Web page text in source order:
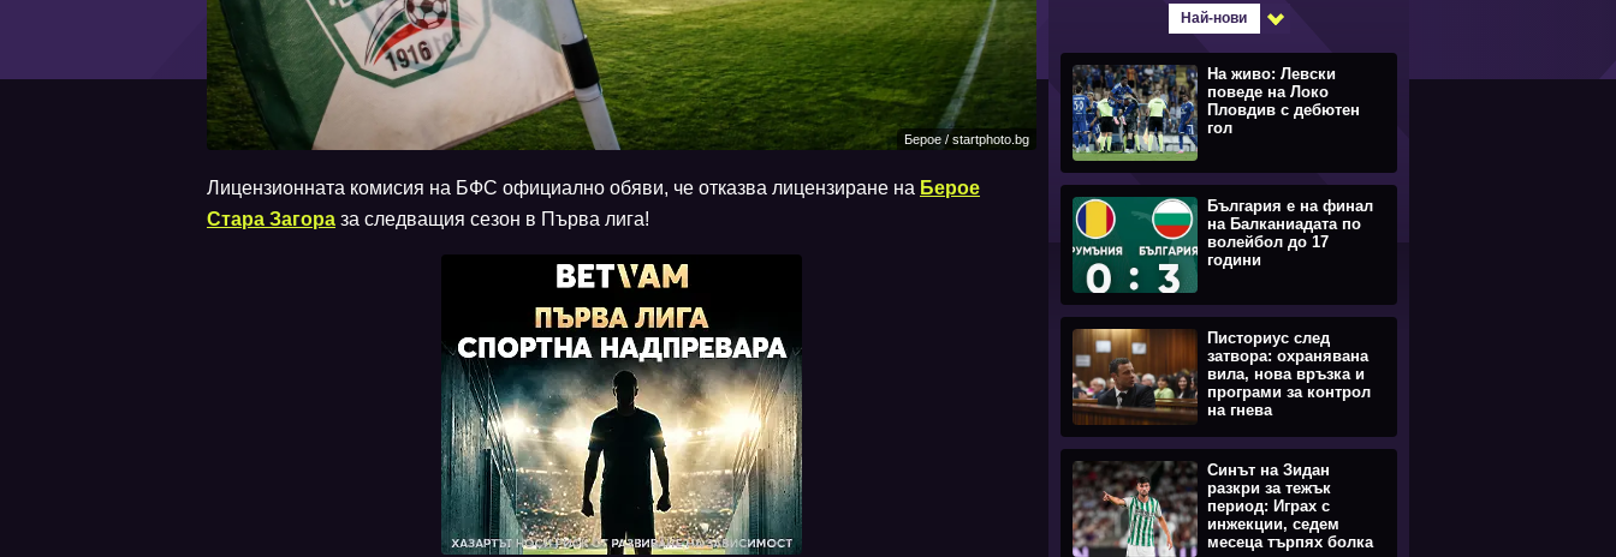
Берое / startphoto.bg
Лицензионната комисия на БФС официално обяви, че отказва лицензиране на Берое
Стара Загора за следващия сезон в Първа лига!
Най-нови
На живо: Левски
поведе на Локо
Пловдив с дебютен
гол
България е на финал
на Балканиадата по
волейбол до 17
години
Писториус след
затвора: охранявана
вила, нова връзка и
програми за контрол
на гнева
Синът на Зидан
разкри за тежък
период: Играх с
инжекции, седем
месеца търпях болка